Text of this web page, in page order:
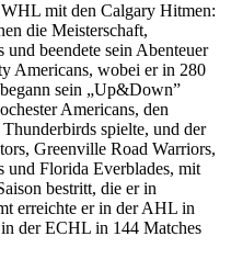
mit den Calgary Hitmen:
die Meisterschaft,
und beendete sein Abenteuer
Americans, wobei er in 280
sein „Up&Down”
Americans, den
spielte, und der
Greenville Road Warriors,
und Florida Everblades, mit
bestritt, die er in
erreichte er in der AHL in
der ECHL in 144 Matches